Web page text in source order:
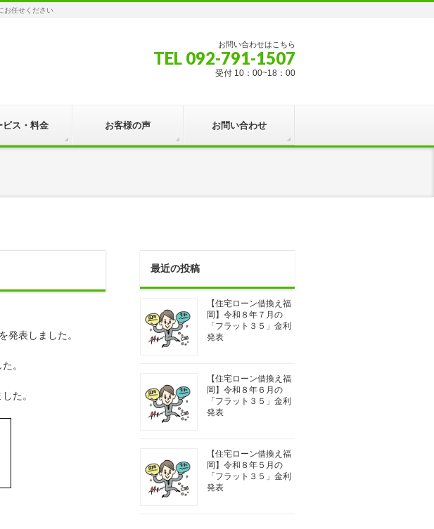
お任せください
お問い合わせはこちら
TEL 092-791-1507
受付 10：00~18：00
ビス・料金 お客様の声 お問い合わせ
発表しました。
。
た。
最近の投稿
【住宅ローン借換え福
岡】令和８年７月の
「フラット３５」金利
発表
【住宅ローン借換え福
岡】令和８年６月の
「フラット３５」金利
発表
【住宅ローン借換え福
岡】令和８年５月の
「フラット３５」金利
発表